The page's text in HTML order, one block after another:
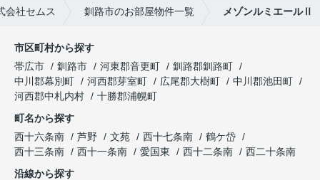
会社セムス 釧路市のお部屋物件一覧 メゾンルミエールⅡ
市区町村から探す
帯広市
釧路市 河東郡音更町
釧路郡釧路町
中川郡幕別町
河西郡芽室町 広尾郡大樹町
中川郡池田町
河西郡中札内村
十勝郡浦幌町
町名から探す
西十六条南
芦野 文苑 西十七条南
鶴ケ岱
西十三条南
西十一条南 愛国東 西十二条南
西二十条南
沿線から探す